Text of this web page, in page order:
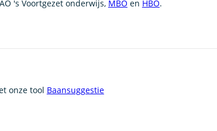
's Voortgezet onderwijs, MBO en HBO.
onze tool Baansuggestie